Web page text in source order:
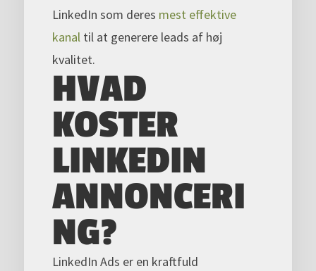
LinkedIn som deres mest effektive
kanaltil at generere leads af høj
kvalitet.
HVAD
KOSTER
LINKEDIN
ANNONCERI
NG?
LinkedIn Ads er en kraftfuld